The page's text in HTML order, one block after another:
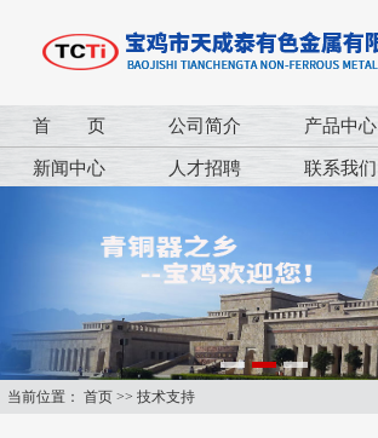
首 页 公司简介 产品中心
新闻中心 人才招聘 联系我们
当前位置： 首页 >> 技术支持